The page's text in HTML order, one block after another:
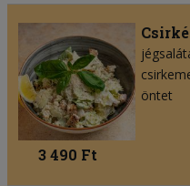
öntet
3 490 Ft